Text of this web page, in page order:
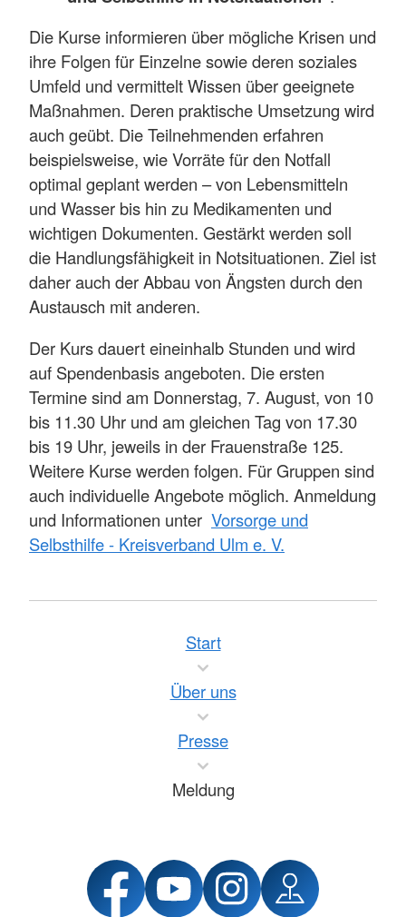
Die Kurse informieren über mögliche Krisen und
ihre Folgen für Einzelne sowie deren soziales
Umfeld und vermittelt Wissen über geeignete
Maßnahmen. Deren praktische Umsetzung wird
auch geübt. Die Teilnehmenden erfahren
beispielsweise, wie Vorräte für den Notfall
optimal geplant werden – von Lebensmitteln
und Wasser bis hin zu Medikamenten und
wichtigen Dokumenten. Gestärkt werden soll
die Handlungsfähigkeit in Notsituationen. Ziel ist
daher auch der Abbau von Ängsten durch den
Austausch mit anderen.
Der Kurs dauert eineinhalb Stunden und wird
auf Spendenbasis angeboten. Die ersten
Termine sind am Donnerstag, 7. August, von 10
bis 11.30 Uhr und am gleichen Tag von 17.30
bis 19 Uhr, jeweils in der Frauenstraße 125.
Weitere Kurse werden folgen. Für Gruppen sind
auch individuelle Angebote möglich. Anmeldung
und Informationen unter Vorsorge und
Selbsthilfe - Kreisverband Ulm e. V.
Start
Über uns
Presse
Meldung